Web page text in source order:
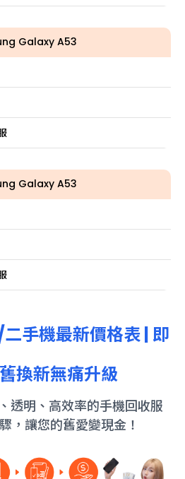
Galaxy A53
Galaxy A53
二手機最新價格表 | 即
換新無痛升級
透明、高效率的手機回收服
，讓您的舊愛變現金！